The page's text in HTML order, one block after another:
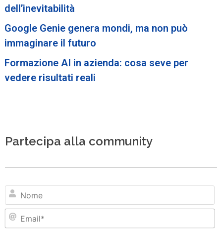
dell’inevitabilità
Google Genie genera mondi, ma non può
immaginare il futuro
Formazione AI in azienda: cosa seve per
vedere risultati reali
Partecipa alla community